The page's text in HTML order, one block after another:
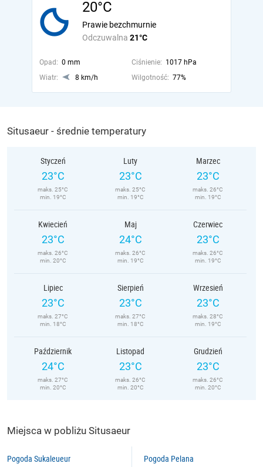
20°C
Odczuwalna 21°C
Prawie bezchmurnie
Opad: 0 mm Ciśnienie: 1017 hPa
Wiatr:
8 km/h Wilgotność: 77%
Situsaeur - średnie temperatury
Styczeń
23°C
maks. 25°C
min. 19°C
Luty
23°C
maks. 25°C
min. 19°C
Marzec
23°C
maks. 26°C
min. 19°C
Kwiecień
23°C
maks. 26°C
min. 20°C
Maj
24°C
maks. 26°C
min. 19°C
Czerwiec
23°C
maks. 26°C
min. 19°C
Lipiec
23°C
maks. 27°C
min. 18°C
Sierpień
23°C
maks. 27°C
min. 18°C
Wrzesień
23°C
maks. 28°C
min. 19°C
Październik
24°C
maks. 27°C
min. 20°C
Listopad
23°C
maks. 26°C
min. 20°C
Grudzień
23°C
maks. 26°C
min. 20°C
Miejsca w pobliżu Situsaeur
Pogoda Sukaleueur Pogoda Pelana